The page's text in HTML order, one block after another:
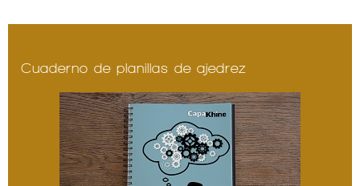
Cuaderno de planillas de ajedrez